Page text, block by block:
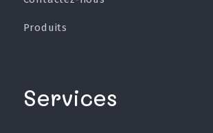
Produits
Services